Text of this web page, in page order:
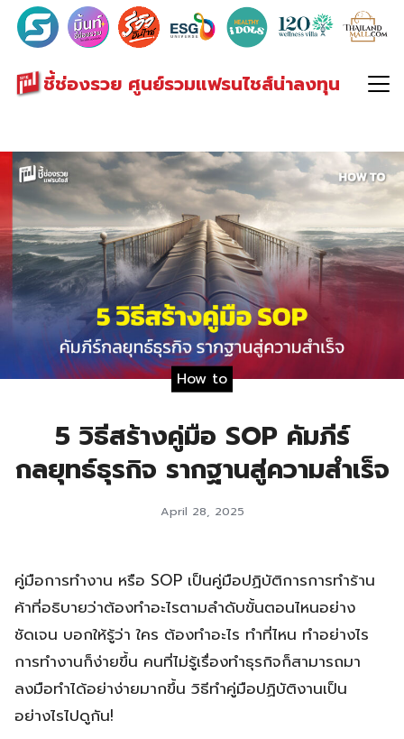
ชี้ช่องรวย ศูนย์รวมแฟรนไชส์น่าลงทุน
Search
for:
How to
5 วิธีสร้างคู่มือ SOP คัมภีร์
กลยุทธ์ธุรกิจ รากฐานสู่ความสำเร็จ
April 28, 2025
คู่มือการทำงาน หรือ SOP เป็นคู่มือปฏิบัติการการทำร้าน
ค้าที่อธิบายว่าต้องทำอะไรตามลำดับขั้นตอนไหนอย่าง
ชัดเจน บอกให้รู้ว่า ใคร ต้องทำอะไร ทำที่ไหน ทำอย่างไร
การทำงานก็ง่ายขึ้น คนที่ไม่รู้เรื่องทำธุรกิจก็สามารถมา
ลงมือทำได้อย่าง่ายมากขึ้น วิธีทำคู่มือปฏิบัติงานเป็น
อย่างไรไปดูกัน!